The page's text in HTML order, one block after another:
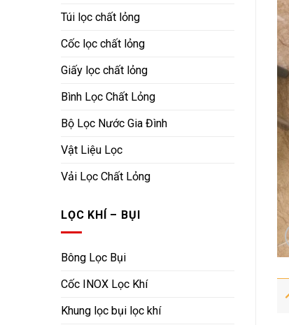
Túi lọc chất lỏng
Cốc lọc chất lỏng
Giấy lọc chất lỏng
Bình Lọc Chất Lỏng
Bộ Lọc Nước Gia Đình
Vật Liệu Lọc
Vải Lọc Chất Lỏng
LỌC KHÍ – BỤI
Bông Lọc Bụi
Cốc INOX Lọc Khí
Khung lọc bụi lọc khí